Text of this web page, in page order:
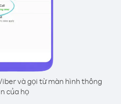
và gọi từ màn hình thông
của họ